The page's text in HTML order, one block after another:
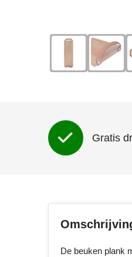
Gratis
De beuken plank